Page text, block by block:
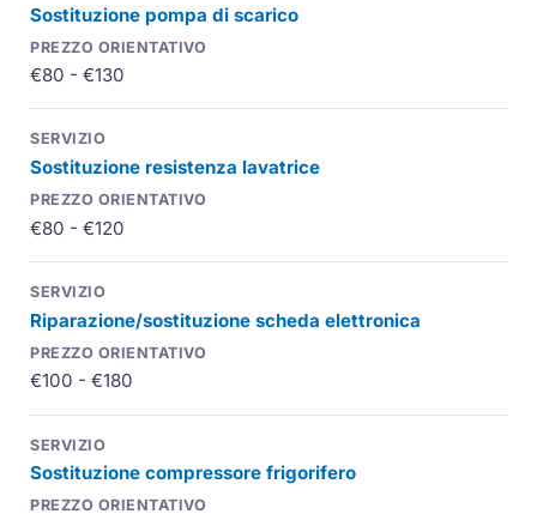
Sostituzione pompa di scarico
€80 - €130
Sostituzione resistenza lavatrice
€80 - €120
Riparazione/sostituzione scheda elettronica
€100 - €180
Sostituzione compressore frigorifero